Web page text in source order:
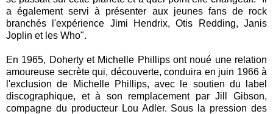
a également servi à présenter aux jeunes fans de rock
branchés l'expérience Jimi Hendrix, Otis Redding, Janis
Joplin et les Who".
En 1965, Doherty et Michelle Phillips ont noué une relation
amoureuse secrète qui, découverte, conduira en juin 1966 à
l'exclusion de Michelle Phillips, avec le soutien du label
discographique, et à son remplacement par Jill Gibson,
compagne du producteur Lou Adler. Sous la pression des